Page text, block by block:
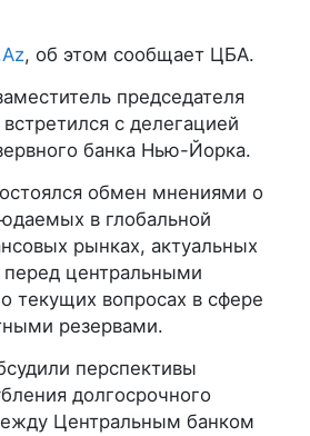
, об этом сообщает ЦБА.
председателя
с делегацией
банка Нью-Йорка.
обмен мнениями о
в глобальной
рынках, актуальных
центральными
текущих вопросах в сфере
резервами.
перспективы
долгосрочного
Центральным банком